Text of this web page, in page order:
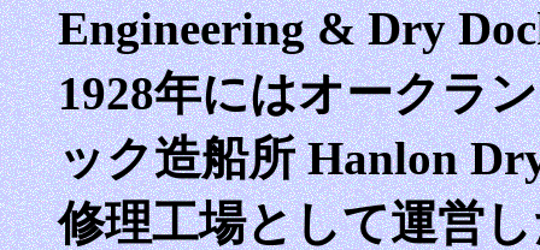
Engineering & Dry
1928年にはオークラ
ック造船所 Hanlon
修理工場として運営